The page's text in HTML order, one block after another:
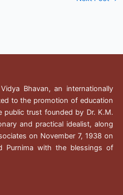
Bhavan, an internationally
to the promotion of education
public trust founded by Dr. K.M.
and practical idealist, along
on November 7, 1938 on
Purnima with the blessings of